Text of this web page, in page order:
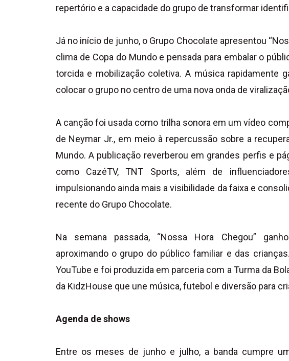
repertório e a capacidade do grupo de transformar
Já no início de junho, o Grupo Chocolate apresentou
clima de Copa do Mundo e pensada para embalar o
torcida e mobilização coletiva. A música rapidamente
colocar o grupo no centro de uma nova onda de
A canção foi usada como trilha sonora em um vídeo
de Neymar Jr., em meio à repercussão sobre a
Mundo. A publicação reverberou em grandes perfis e
como CazéTV, TNT Sports, além de
impulsionando ainda mais a visibilidade da faixa e
recente do Grupo Chocolate.
Na semana passada, “Nossa Hora Chegou”
aproximando o grupo do público familiar e das
YouTube e foi produzida em parceria com a Turma da
da KidzHouse que une música, futebol e diversão para
Agenda de shows
Entre os meses de junho e julho, a banda cumpre